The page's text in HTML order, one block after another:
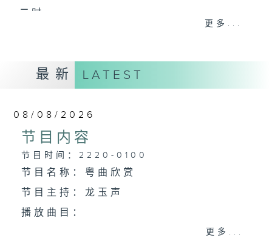
二 时
黄可柔、马崇恩、萧桐、陈婉红、红萍、林玉琴、陈
为顾及平日需要上班的听众，《戏曲之夜》安排在每
个晚上播放粤曲，以地方语言介绍京剧、潮剧、越剧
等；务求以同一语言介绍同一剧种，望能令广大听众
有更亲切的感受。
更多...
最新 LATEST
08/08/2026
节目内容
节目时间：2220-0100
节目名称：粤曲欣赏
节目主持：龙玉声
播放曲目：
更多...